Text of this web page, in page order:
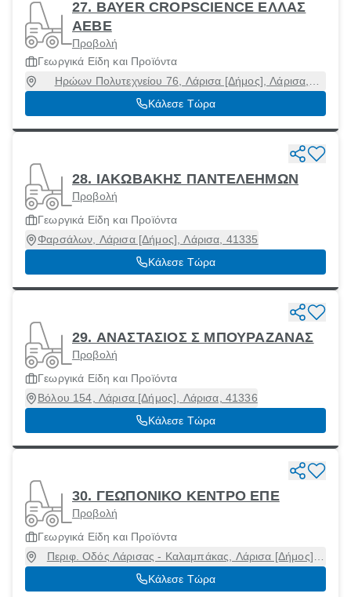
27. BAYER CROPSCIENCE ΕΛΛΑΣ
ΑΕΒΕ
Προβολή
Γεωργικά Είδη και Προϊόντα
Ηρώων Πολυτεχνείου 76, Λάρισα [Δήμος], Λάρισα,
41335
Κάλεσε Τώρα
28. ΙΑΚΩΒΑΚΗΣ ΠΑΝΤΕΛΕΗΜΩΝ
Προβολή
Γεωργικά Είδη και Προϊόντα
Φαρσάλων, Λάρισα [Δήμος], Λάρισα, 41335
Κάλεσε Τώρα
29. ΑΝΑΣΤΑΣΙΟΣ Σ ΜΠΟΥΡΑΖΑΝΑΣ
Προβολή
Γεωργικά Είδη και Προϊόντα
Βόλου 154, Λάρισα [Δήμος], Λάρισα, 41336
Κάλεσε Τώρα
30. ΓΕΩΠΟΝΙΚΟ ΚΕΝΤΡΟ ΕΠΕ
Προβολή
Γεωργικά Είδη και Προϊόντα
Περιφ. Οδός Λάρισας - Καλαμπάκας, Λάρισα [Δήμος],
Λάρισα, 42100
Κάλεσε Τώρα